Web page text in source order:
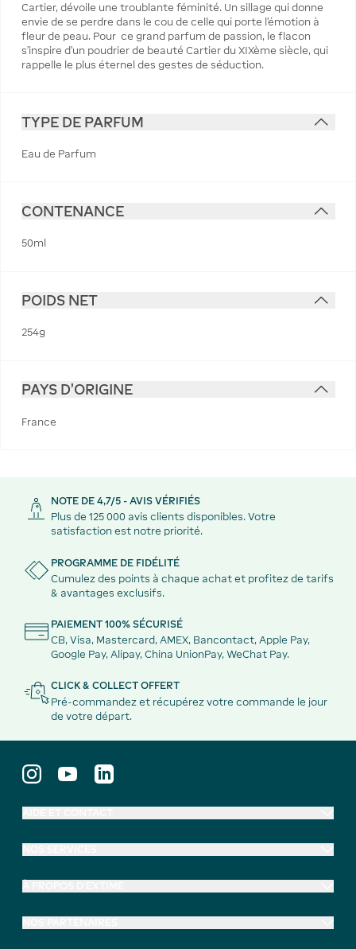
Cartier, dévoile une troublante féminité. Un sillage qui donne
envie de se perdre dans le cou de celle qui porte l’émotion à
fleur de peau. Pour ce grand parfum de passion, le flacon
s’inspire d’un poudrier de beauté Cartier du XIXème siècle, qui
rappelle le plus éternel des gestes de séduction.
TYPE DE PARFUM
Eau de Parfum
CONTENANCE
50ml
POIDS NET
254g
PAYS D'ORIGINE
France
NOTE DE 4,7/5 - AVIS VÉRIFIÉS
Plus de 125 000 avis clients disponibles. Votre
satisfaction est notre priorité.
PROGRAMME DE FIDÉLITÉ
Cumulez des points à chaque achat et profitez de tarifs
& avantages exclusifs.
PAIEMENT 100% SÉCURISÉ
CB, Visa, Mastercard, AMEX, Bancontact, Apple Pay,
Google Pay, Alipay, China UnionPay, WeChat Pay.
CLICK & COLLECT OFFERT
Pré-commandez et récupérez votre commande le jour
de votre départ.